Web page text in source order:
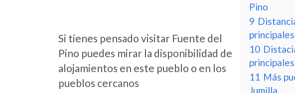
Si tienes pensado visitar Fuente del
Pino puedes mirar la disponibilidad de
alojamientos en este pueblo o en los
pueblos cercanos
Pino
9
10
11 Más
Jumilla